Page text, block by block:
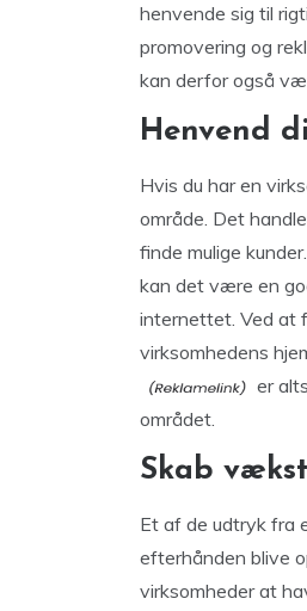
henvende sig til
promovering og
kan derfor også
Henvend
Hvis du har en
område. Det
finde mulige
kan det være en
internettet. Ved at
virksomhedens
er
området.
Skab vækst
Et af de udtryk fra
efterhånden blive
virksomheder at